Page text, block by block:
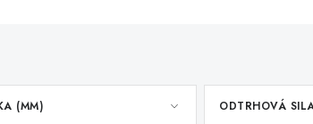
(MM) ODTRHOVÁ